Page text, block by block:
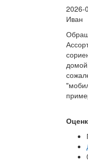
2026-
Иван